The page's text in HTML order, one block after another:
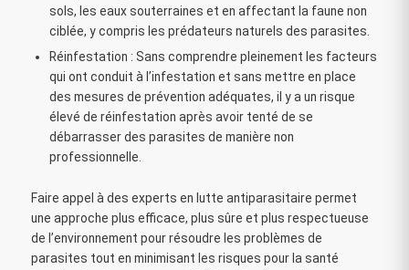
sols, les eaux souterraines et en affectant la faune non
ciblée, y compris les prédateurs naturels des parasites.
Réinfestation : Sans comprendre pleinement les facteurs
qui ont conduit à l’infestation et sans mettre en place
des mesures de prévention adéquates, il y a un risque
élevé de réinfestation après avoir tenté de se
débarrasser des parasites de manière non
professionnelle.
Faire appel à des experts en lutte antiparasitaire permet
une approche plus efficace, plus sûre et plus respectueuse
de l’environnement pour résoudre les problèmes de
parasites tout en minimisant les risques pour la santé